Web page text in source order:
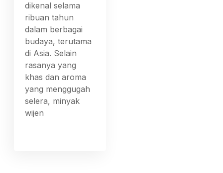
dikenal selama
ribuan tahun
dalam berbagai
budaya, terutama
di Asia. Selain
rasanya yang
khas dan aroma
yang menggugah
selera, minyak
wijen